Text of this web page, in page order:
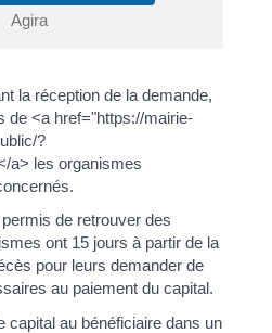
Agira
la réception de la demande,
de <a href="https://mairie-
?
a> les organismes
de retrouver des
ont 15 jours à partir de la
pour leurs demander de
au paiement du capital.
capital au bénéficiaire dans un